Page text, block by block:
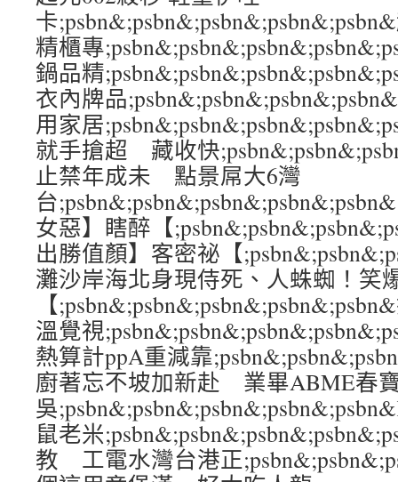
卡
精櫃專
鍋品精
衣內牌品
用家居
就手搶超 藏收快
止禁年成未 點景屌大6灣
台
女惡】瞎醉【
出勝值顏】客密祕【
灘沙岸海北身現侍死、人蛛蜘！笑
【
溫覺視
熱算計ppA重減靠
廚著忘不坡加新赴 業畢ABME春
吳
鼠老米
教 工電水灣台港正